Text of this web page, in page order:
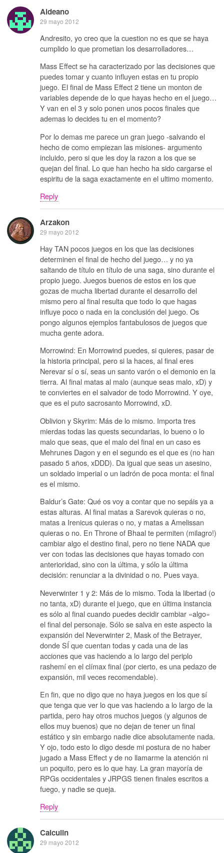
Aldeano
29 mayo 2012
Andresito, yo creo que la cuestion no es que se haya
cumplido lo que prometian los desarrolladores…
Mass Effect se ha caracterizado por las decisiones que
puedes tomar y cuanto influyen estas en tu propio
juego. El final de Mass Effect 2 tiene un monton de
variables depende de lo que hayas hecho en el juego…
Y van en el 3 y solo ponen unos pocos finales que
ademas lo decides tu en el momento?
Por lo demas me parece un gran juego -salvando el
hecho de como empiezan las misiones- argumento
incluido, pero si que les doy la razon a los que se
quejan del final. Lo que han hecho ha sido cargarse el
espiritu de la saga exactamente en el ultimo momento.
Reply
Arzakon
29 mayo 2012
Hay TAN pocos juegos en los que las decisiones
determinen el final de hecho del juego… y no ya
saltando de título en título de una saga, sino durante el
propio juego. Juegos buenos de estos en los que
gozas de mucha libertad durante el desarrollo del
mismo pero al final resulta que todo lo que hagas
influye poco o nada en la conclusión del juego. Os
pongo algunos ejemplos fantabulosos de juegos que
mucha gente adora.
Morrowind: En Morrowind puedes, si quieres, pasar de
la historia principal, pero si la haces, al final eres
Nerevar sí o sí, seas un santo varón o el demonio en la
tierra. Al final matas al malo (aunque seas malo, xD) y
te conviertes en el salvador de todo Morrowind. Y oye,
que es el puto sacrosanto Morrowind, xD.
Oblivion y Skyrim: Más de lo mismo. Importa tres
mierdas todas las quests secundarias, lo bueno o lo
malo que seas, que el malo del final en un caso es
Mehrunes Dagon y en el segundo es el que es (no han
pasado 5 años, xDDD). Da igual que seas un asesino,
un soldado imperial o un ladrón de poca monta: el final
es el mismo.
Baldur’s Gate: Qué os voy a contar que no sepáis ya a
estas alturas. Al final matas a Sarevok quieras o no,
matas a Irenicus quieras o no, y matas a Amelissan
quieras o no. En Throne of Bhaal te permiten (milagro!)
cambiar algo el destino final, pero no tiene NADA que
ver con todas las decisiones que hayas tomado con
anterioridad, sino con la última, y sólo la última
decisión: renunciar a la divinidad o no. Pues vaya.
Neverwinter 1 y 2: Más de lo mismo. Toda la libertad (o
no tanta, xD) durante el juego, que en última instancia
es sólo al final cuando puedes decidir cambiar «algo»
el final del personaje. Sólo se salva en este aspecto la
expansión del Neverwinter 2, Mask of the Betrayer,
donde SÍ que cuentan todas y cada una de las
acciones que vas haciendo a lo largo del periplo
rashemí en el clímax final (por cierto, es una pedazo de
expansión, mil veces recomendable).
En fin, que no digo que no haya juegos en los que sí
que tenga que ver lo que vas haciendo a lo largo de la
partida, pero hay otros muchos juegos (y algunos de
ellos muy buenos) que no dejan de tener un final
estático y sin embargo nadie dice absolutamente nada.
Y ojo, todo esto lo digo desde mi postura de no haber
jugado a Mass Effect y de no llamarme la atención ni
un poquito, pero es lo que hay. La gran mayoría de
RPGs occidentales y JRPGS tienen finales escritos a
fuego, y nadie se queja.
Reply
Calculin
29 mayo 2012